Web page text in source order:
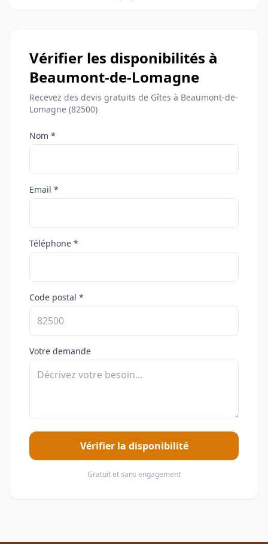
Vérifier les disponibilités à
Beaumont-de-Lomagne
Recevez des devis gratuits de Gîtes à Beaumont-de-
Lomagne (82500)
Nom *
Email *
Téléphone *
Code postal *
Votre demande
Vérifier la disponibilité
Gratuit et sans engagement